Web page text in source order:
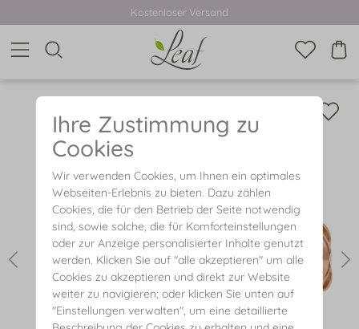
Kostenloser Versand
Ihre Zustimmung zu
Cookies
Wir verwenden Cookies, um Ihnen ein optimales
Webseiten-Erlebnis zu bieten. Dazu zählen
Cookies, die für den Betrieb der Seite notwendig
sind, sowie solche, die für Komforteinstellungen
oder zur Anzeige personalisierter Inhalte genutzt
werden. Klicken Sie auf "alle akzeptieren" um alle
Cookies zu akzeptieren und direkt zur Website
weiter zu navigieren; oder klicken Sie unten auf
"Einstellungen verwalten", um eine detaillierte